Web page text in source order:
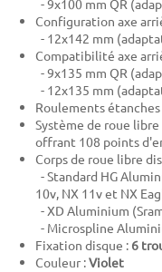
- 9x100 mm QR
Configuration axe
- 12x142 mm
Compatibilité axe
- 9x135 mm QR
- 12x135 mm
Roulements
Système de roue
offrant 108 points
Corps de roue libre
- Standard HG
10v, NX 11v et NX
- XD Aluminium
- Microspline
Fixation disque : 6
Couleur :Violet